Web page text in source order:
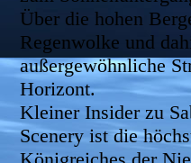
Über die hohen
Regenwolke und
außergewöhnliche
Horizont.
Kleiner Insider zu
Scenery ist die